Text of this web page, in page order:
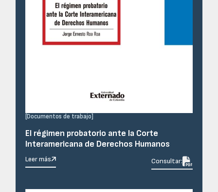
[Documentos de trabajo]
El régimen probatorio ante la Corte
Interamericana de Derechos Humanos
Leer más Consultar: 